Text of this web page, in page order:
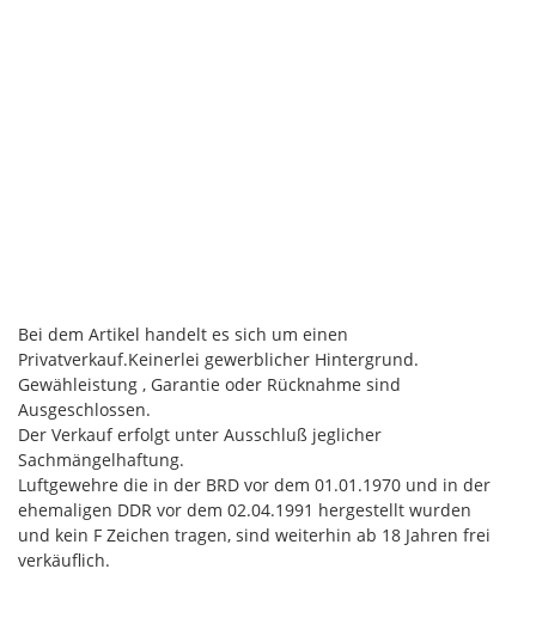
Bei dem Artikel handelt es sich um einen
Privatverkauf.Keinerlei gewerblicher Hintergrund.
Gewähleistung , Garantie oder Rücknahme sind
Ausgeschlossen.
Der Verkauf erfolgt unter Ausschluß jeglicher
Sachmängelhaftung.
Luftgewehre die in der BRD vor dem 01.01.1970 und in der
ehemaligen DDR vor dem 02.04.1991 hergestellt wurden
und kein F Zeichen tragen, sind weiterhin ab 18 Jahren frei
verkäuflich.